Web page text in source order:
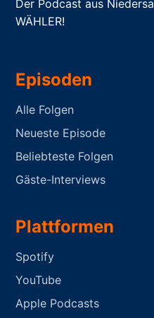
Der Podcast aus
WÄHLER!
Episoden
Alle Folgen
Neueste Episode
Beliebteste Folgen
Gäste-Interviews
Plattformen
Spotify
YouTube
Apple Podcasts